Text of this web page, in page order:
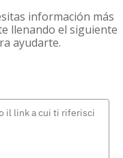
información más
llenando el siguiente
ayudarte.